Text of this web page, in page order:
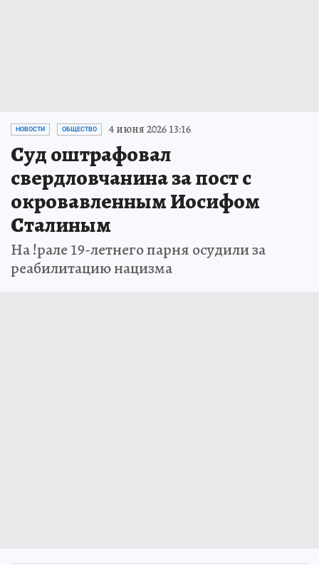
НОВОСТИ ОБЩЕСТВО 4 июня 2026 13:16
Суд оштрафовал
свердловчанина за пост с
окровавленным Иосифом
Сталиным
На !рале 19-летнего парня осудили за
реабилитацию нацизма